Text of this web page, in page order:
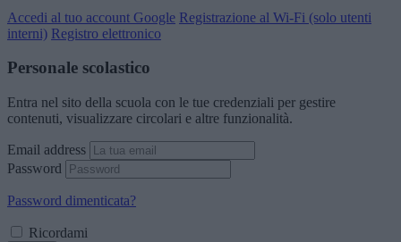
Accedi al tuo account Google Registrazione al Wi-Fi (solo utenti
interni) Registro elettronico
Personale scolastico
Entra nel sito della scuola con le tue credenziali per gestire
contenuti, visualizzare circolari e altre funzionalità.
Email address
Password
Password dimenticata?
Ricordami